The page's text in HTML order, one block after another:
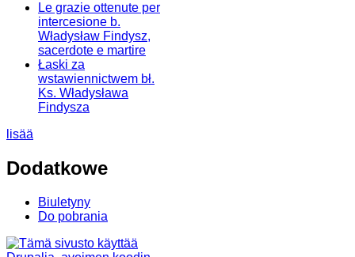
Le grazie ottenute per
intercesione b.
Władysław Findysz,
sacerdote e martire
Łaski za
wstawiennictwem bł.
Ks. Władysława
Findysza
lisää
Dodatkowe
Biuletyny
Do pobrania